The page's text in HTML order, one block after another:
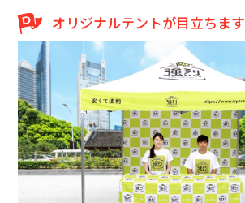
オリジナルテントが目立ちます